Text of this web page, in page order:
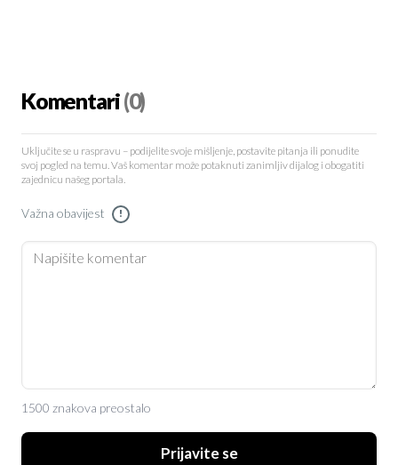
Komentari(0)
Uključite se u raspravu – podijelite svoje mišljenje, postavite pitanja ili ponudite
svoj pogled na temu. Vaš komentar može potaknuti zanimljiv dijalog i obogatiti
zajednicu našeg portala.
Važna obavijest !
1500 znakova preostalo
Prijavite se